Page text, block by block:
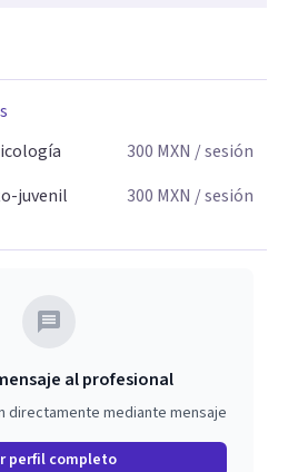
300 MXN / sesión
juvenil
300 MXN / sesión
al profesional
directamente mediante mensaje
perfil completo